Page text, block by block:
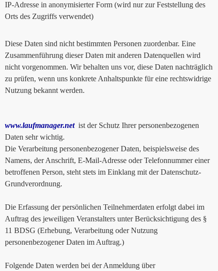
IP-Adresse in anonymisierter Form (wird nur zur Feststellung des
Orts des Zugriffs verwendet)
Diese Daten sind nicht bestimmten Personen zuordenbar. Eine
Zusammenführung dieser Daten mit anderen Datenquellen wird
nicht vorgenommen. Wir behalten uns vor, diese Daten nachträglich
zu prüfen, wenn uns konkrete Anhaltspunkte für eine rechtswidrige
Nutzung bekannt werden.
www.laufmanager.netist der Schutz Ihrer personenbezogenen
Daten sehr wichtig.
Die Verarbeitung personenbezogener Daten, beispielsweise des
Namens, der Anschrift, E-Mail-Adresse oder Telefonnummer einer
betroffenen Person, steht stets im Einklang mit der Datenschutz-
Grundverordnung.
Die Erfassung der persönlichen Teilnehmerdaten erfolgt dabei im
Auftrag des jeweiligen Veranstalters unter Berücksichtigung des §
11 BDSG (Erhebung, Verarbeitung oder Nutzung
personenbezogener Daten im Auftrag.)
Folgende Daten werden bei der Anmeldung über